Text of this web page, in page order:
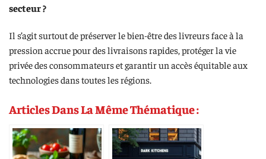
secteur ?
Il s’agit surtout de préserver le bien-être des livreurs face à la
pression accrue pour des livraisons rapides, protéger la vie
privée des consommateurs et garantir un accès équitable aux
technologies dans toutes les régions.
Articles Dans La Même Thématique :